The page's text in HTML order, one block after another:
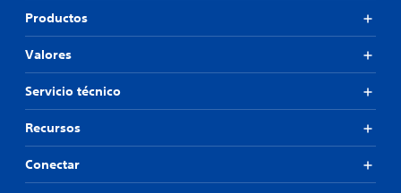
Productos
Valores
Servicio técnico
Recursos
Conectar